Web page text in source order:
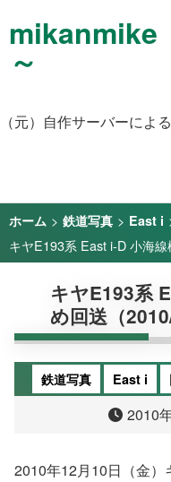
mikanmike
～
（元）自作サーバーによ
ホーム > 鉄道写真 > East i
キヤE193系 East i-D 小海線
キヤE193系
め回送（
鉄道写真 East i
2010
2010年12月10日（金